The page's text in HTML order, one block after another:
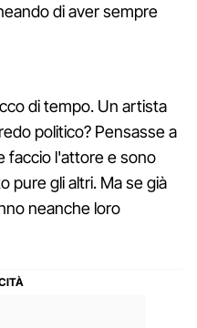
di aver sempre
di tempo. Un artista
politico? Pensasse a
faccio l'attore e sono
pure gli altri. Ma se già
neanche loro